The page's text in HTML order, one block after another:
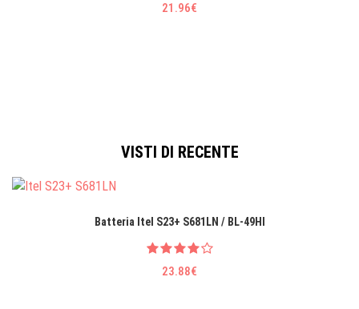
21.96€
VISTI DI RECENTE
Batteria Itel S23+ S681LN / BL-49HI
23.88€